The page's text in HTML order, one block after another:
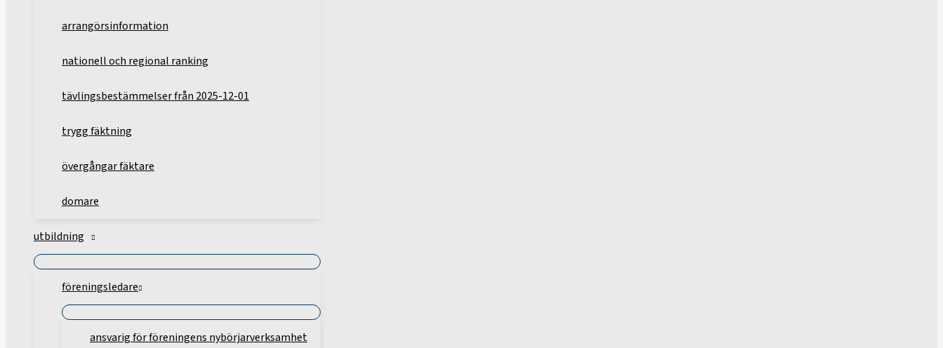
arrangörsinformation
nationell och regional ranking
tävlingsbestämmelser från 2025-12-01
trygg fäktning
övergångar fäktare
domare
utbildning
föreningsledare
ansvarig för föreningens nybörjarverksamhet